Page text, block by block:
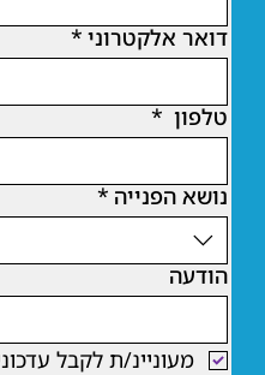
דואר אלקטרוני *
טלפון *
נושא הפנייה *
הודעה
מעוניינ/ת לקבל